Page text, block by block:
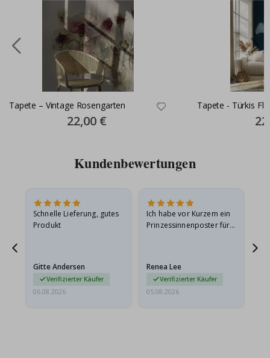
Tapete – Vintage Rosengarten
Special
Price
22,00 €
Tapete - Türkis
Kundenbewertungen
Schnelle Lieferung, gutes
Produkt
Gitte Andersen
Verifizierter Käufer
06.08.2026
Ich habe vor Kurzem ein
Prinzessinnenposter für
beschädigt…
Renea Lee
Verifizierter Käufer
05.08.2026